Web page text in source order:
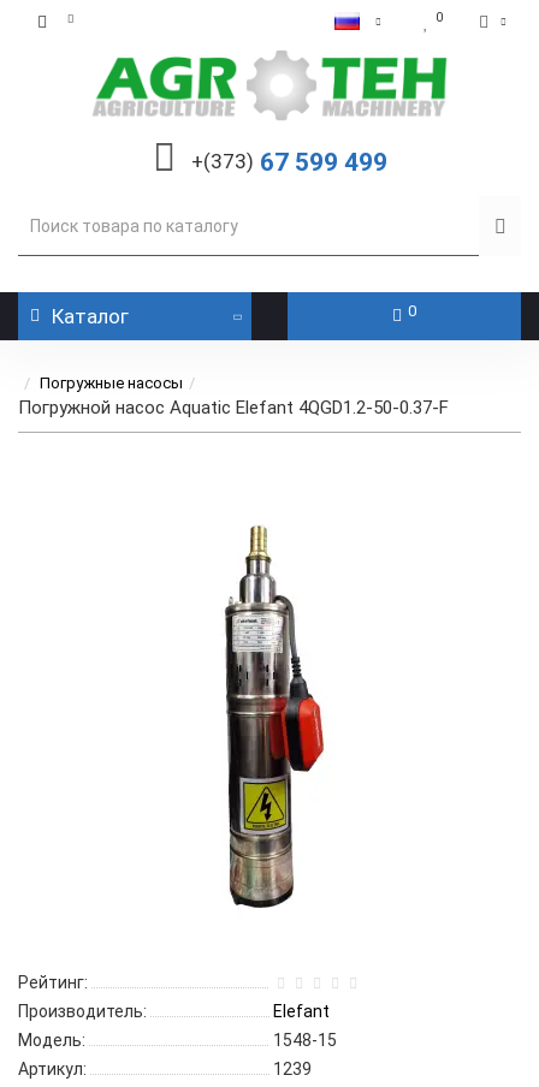
0
+(373) 67 599 499
Каталог 0
Погружные насосы
Погружной насос Aquatic Elefant 4QGD1.2-50-0.37-F
Рейтинг:
Производитель:
Elefant
Модель:
1548-15
Артикул:
1239